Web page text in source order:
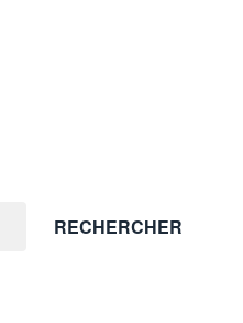
RECHERCHER